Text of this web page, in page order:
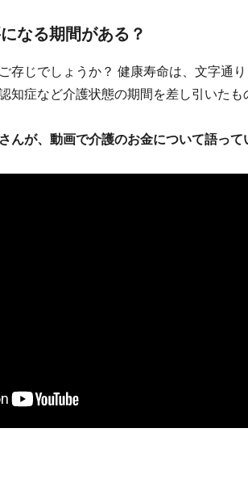
なる期間がある？
存じでしょうか？ 健康寿命は、文字通
知症など介護状態の期間を差し引いたも
んが、動画で介護のお金について語って